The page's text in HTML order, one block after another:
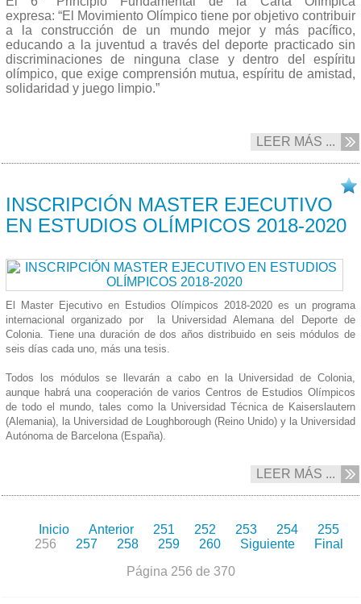
expresa: “El Movimiento Olímpico tiene por objetivo contribuir
a la construcción de un mundo mejor y más pacífico,
educando a la juventud a través del deporte practicado sin
discriminaciones de ninguna clase y dentro del espíritu
olímpico, que exige comprensión mutua, espíritu de amistad,
solidaridad y juego limpio.”
LEER MÁS ...
INSCRIPCIÓN MASTER EJECUTIVO
EN ESTUDIOS OLÍMPICOS 2018-2020
El Master Ejecutivo en Estudios Olímpicos 2018-2020 es un programa
internacional organizado por la Universidad Alemana del Deporte de
Colonia. Tiene una duración de dos años distribuido en seis módulos de
seis días cada uno, más una tesis.
Todos los módulos se llevarán a cabo en la Universidad de Colonia,
aunque habrá una cooperación de varios Centros de Estudios Olímpicos
de todo el mundo, tales como la Universidad Técnica de Kaiserslautern
(Alemania), la Universidad de Loughborough (Reino Unido) y la Universidad
Autónoma de Barcelona (España).
LEER MÁS ...
Inicio Anterior 251 252 253 254
255
256
257 258 259 260 Siguiente
Final
Página 256 de 370